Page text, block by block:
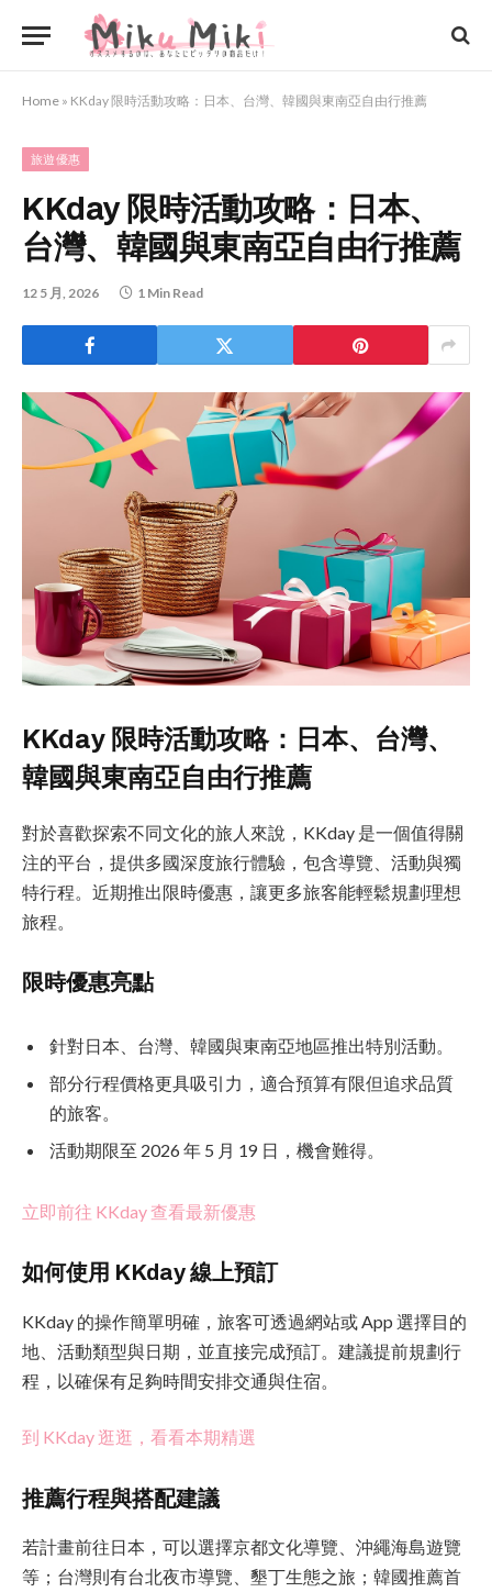
Home » KKday 限時活動攻略：日本、台灣、韓國與東南亞自由行推薦
旅遊優惠
KKday 限時活動攻略：日本、
台灣、韓國與東南亞自由行推薦
12 5 月, 2026 1 Min Read
KKday 限時活動攻略：日本、台灣、
韓國與東南亞自由行推薦
對於喜歡探索不同文化的旅人來說，KKday 是一個值得關
注的平台，提供多國深度旅行體驗，包含導覽、活動與獨
特行程。近期推出限時優惠，讓更多旅客能輕鬆規劃理想
旅程。
限時優惠亮點
針對日本、台灣、韓國與東南亞地區推出特別活動。
部分行程價格更具吸引力，適合預算有限但追求品質
的旅客。
活動期限至 2026 年 5 月 19 日，機會難得。
立即前往 KKday 查看最新優惠
如何使用 KKday 線上預訂
KKday 的操作簡單明確，旅客可透過網站或 App 選擇目的
地、活動類型與日期，並直接完成預訂。建議提前規劃行
程，以確保有足夠時間安排交通與住宿。
到 KKday 逛逛，看看本期精選
推薦行程與搭配建議
若計畫前往日本，可以選擇京都文化導覽、沖繩海島遊覽
等；台灣則有台北夜市導覽、墾丁生態之旅；韓國推薦首